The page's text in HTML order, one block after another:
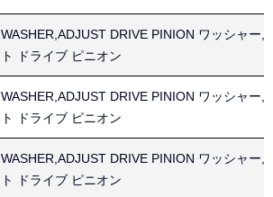
WASHER,ADJUST DRIVE PINION ワッシャー,
ト ドライブ ピニオン
WASHER,ADJUST DRIVE PINION ワッシャー,
ト ドライブ ピニオン
WASHER,ADJUST DRIVE PINION ワッシャー,
ト ドライブ ピニオン